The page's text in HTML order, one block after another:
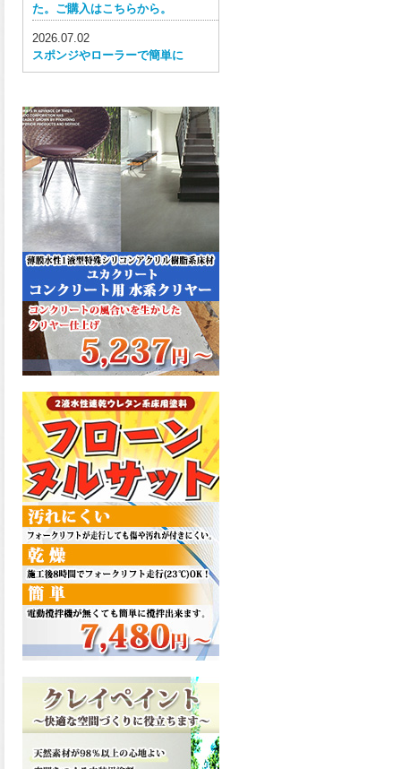
た。ご購入はこちらから。
2026.07.02
スポンジやローラーで簡単に
塗ってはがせる目かくし用水
イントが新しく販売開始致し
ました。ご購入はこちらか
ら。
2026.06.30
ウレタン特有の網目構造の反
応塗膜は、強靭で耐衝撃性、
耐擦り傷性、耐摩耗性に優れ
た機能を発揮、フローンフル
トップが新しく販売開始致し
ました。ご購入はこちらか
ら。
2026.06.29
コストを重視しした材料で、
優れた性能と高品質で高度な
防水機能を発揮、フローン12
た。ご購入はこちらから。
2026.06.29
数多くの施工実績を持つ信頼
性の高い塗材 優れた性能と高
品質で高度な防水機能を発
揮、フローン11が新しく販売
開始致しました。ご購入はこ
ちらから。
2026.05.26
コンクリート特有の質感やム
ラ感と溶け合うように広がる
色彩が床と壁を印象的に仕上
げる、アクアカラー デュオト
ーンが新しく販売開始致しま
2026.03.13
滑らかな塗膜は従来の屋根用
塗料と比べ、滑らかな塗膜表
面を形成し、光沢が高く、抜
群の仕上がり性を提供、一液